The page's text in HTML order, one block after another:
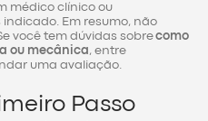
médico clínico ou
Em resumo, não
você tem dúvidas sobrecomo
ou mecânica, entre
uma avaliação.
Passo